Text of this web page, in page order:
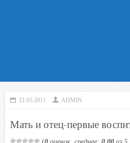
21.05.2011 ADMIN
Мать и отец-первые